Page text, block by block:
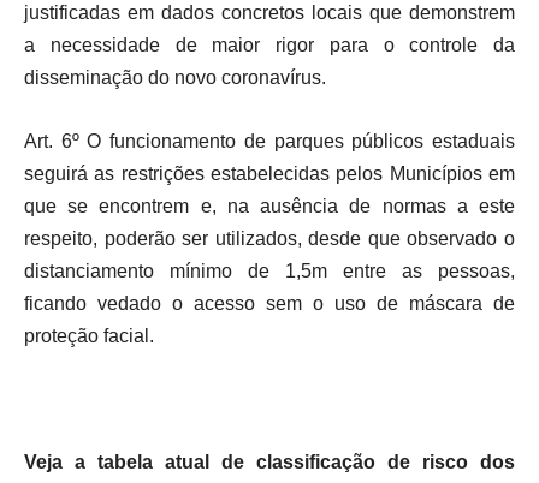
justificadas em dados concretos locais que demonstrem
a necessidade de maior rigor para o controle da
disseminação do novo coronavírus.
Art. 6º O funcionamento de parques públicos estaduais
seguirá as restrições estabelecidas pelos Municípios em
que se encontrem e, na ausência de normas a este
respeito, poderão ser utilizados, desde que observado o
distanciamento mínimo de 1,5m entre as pessoas,
ficando vedado o acesso sem o uso de máscara de
proteção facial.
Veja a tabela atual de classificação de risco dos